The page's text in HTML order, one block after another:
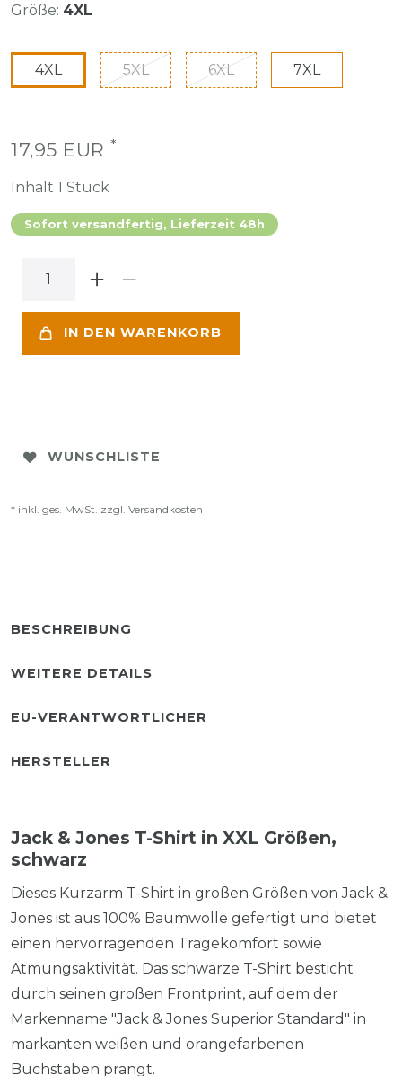
Größe: 4XL
4XL 5XL 6XL 7XL
17,95 EUR *
Inhalt 1 Stück
Sofort versandfertig, Lieferzeit 48h
IN DEN WARENKORB
WUNSCHLISTE
* inkl. ges. MwSt. zzgl. Versandkosten
BESCHREIBUNG
WEITERE DETAILS
EU-VERANTWORTLICHER
HERSTELLER
Jack & Jones T-Shirt in XXL Größen,
schwarz
Dieses Kurzarm T-Shirt in großen Größen von Jack &
Jones ist aus 100% Baumwolle gefertigt und bietet
einen hervorragenden Tragekomfort sowie
Atmungsaktivität. Das schwarze T-Shirt besticht
durch seinen großen Frontprint, auf dem der
Markenname "Jack & Jones Superior Standard" in
markanten weißen und orangefarbenen
Buchstaben prangt.